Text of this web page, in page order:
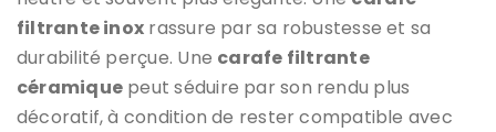
filtrante inox rassure par sa robustesse et sa
durabilité perçue. Une carafe filtrante
céramique peut séduire par son rendu plus
décoratif, à condition de rester compatible avec